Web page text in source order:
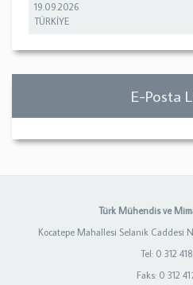
19.09.2026
TÜRKİYE
E-Posta
Türk Mühendis ve
Kocatepe Mahallesi Selanik Caddesi
Tel: 0 312
Faks: 0 312